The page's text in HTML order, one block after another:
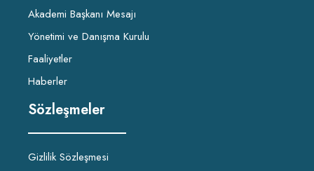
Akademi Başkanı Mesajı
Yönetimi ve Danışma Kurulu
Faaliyetler
Haberler
Sözleşmeler
Gizlilik Sözleşmesi